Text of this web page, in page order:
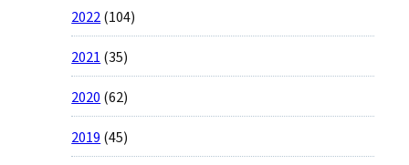
2022(104)
2021 (35)
2020 (62)
2019 (45)